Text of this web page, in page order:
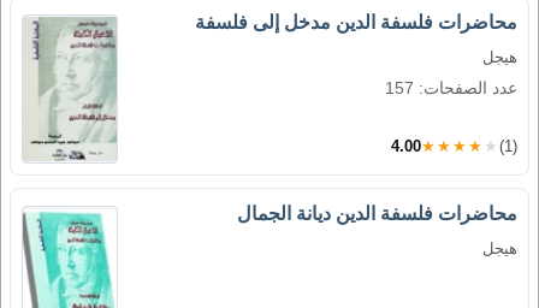
محاضرات فلسفة الدين مدخل إلى فلسفة
هيجل
عدد الصفحات: 157
4.00★★★★★ (1)
محاضرات فلسفة الدين ديانة الجمال
هيجل